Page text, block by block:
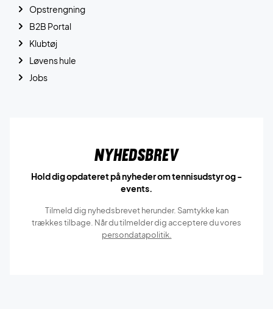
Opstrengning
B2B Portal
Klubtøj
Løvens hule
Jobs
Nyhedsbrev
Hold dig opdateret på nyheder om tennisudstyr og -
events.
Tilmeld dig nyhedsbrevet herunder. Samtykke kan
trækkes tilbage. Når du tilmelder dig acceptere du vores
persondatapolitik.